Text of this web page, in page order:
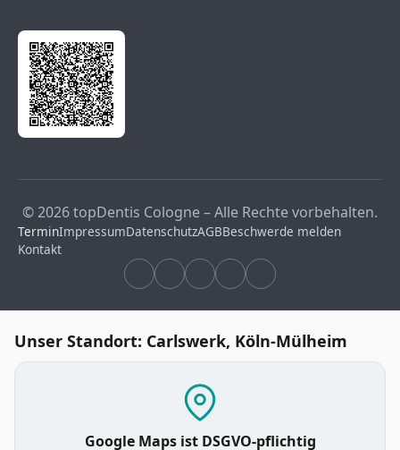
© 2026 topDentis Cologne – Alle Rechte vorbehalten.
TerminImpressumDatenschutzAGBBeschwerde melden
Kontakt
Unser Standort: Carlswerk, Köln-Mülheim
Google Maps ist DSGVO-pflichtig